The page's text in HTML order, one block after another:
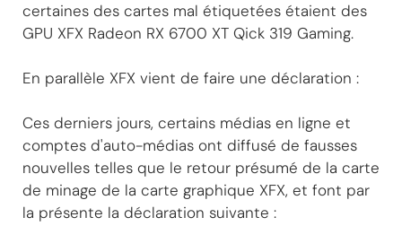
certaines des cartes mal étiquetées étaient des
GPU XFX Radeon RX 6700 XT Qick 319 Gaming.
En parallèle XFX vient de faire une déclaration :
Ces derniers jours, certains médias en ligne et
comptes d'auto-médias ont diffusé de fausses
nouvelles telles que le retour présumé de la carte
de minage de la carte graphique XFX, et font par
la présente la déclaration suivante :